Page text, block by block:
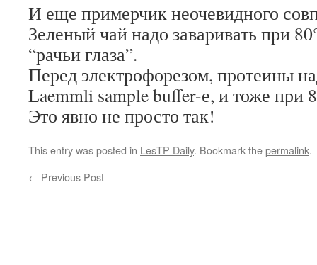
И еще примерчик неочевидного
Зеленый чай надо заваривать при
“рачьи глаза”.
Перед электрофорезом, протеины
Laemmli sample buffer-е, и тоже при
Это явно не просто так!
This entry was posted in LesTP Daily. Bookmark thepermalink.
← Previous Post